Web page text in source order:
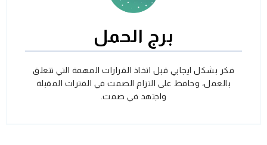
برج الحمل
فكر بشكل ايجابي قبل اتخاذ القرارات المهمة التي تتعلق
بالعمل، وحافظ على التزام الصمت في الفترات المقبلة
واجتهد في صمت.